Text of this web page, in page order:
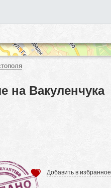
на Вакуленчука
Добавить в избранное